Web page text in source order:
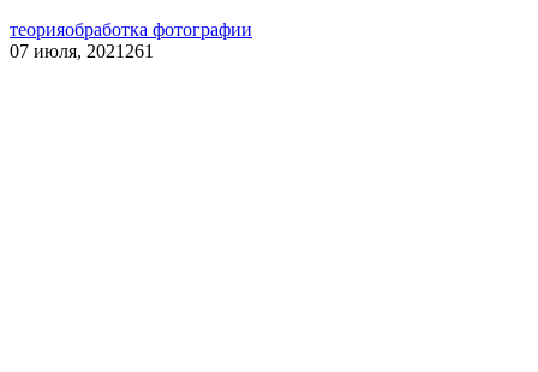
теорияобработка фотографии
07 июля, 2021 261